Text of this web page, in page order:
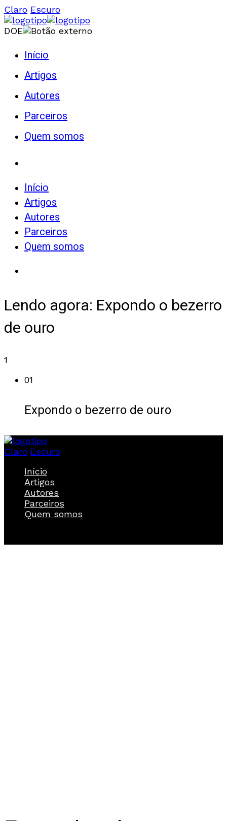
Claro Escuro
DOE
Início
Artigos
Autores
Parceiros
Quem somos
Início
Artigos
Autores
Parceiros
Quem somos
Lendo agora: Expondo o bezerro
de ouro
1
01
Expondo o bezerro de ouro
Claro Escuro
Início
Artigos
Autores
Parceiros
Quem somos